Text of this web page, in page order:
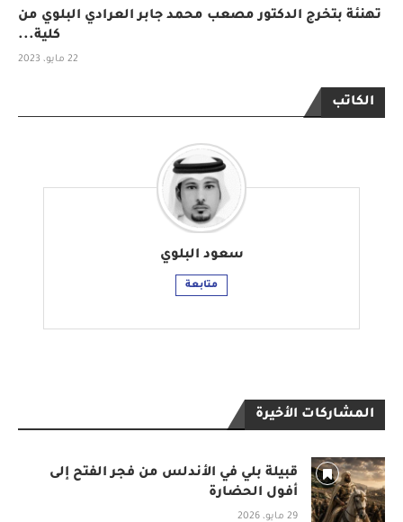
تهنئة بتخرج الدكتور مصعب محمد جابر العرادي البلوي من
كلية...
22 مايو، 2023
الكاتب
سعود البلوي
متابعة
المشاركات الأخيرة
قبيلة بلي في الأندلس من فجر الفتح إلى
أفول الحضارة
29 مايو، 2026